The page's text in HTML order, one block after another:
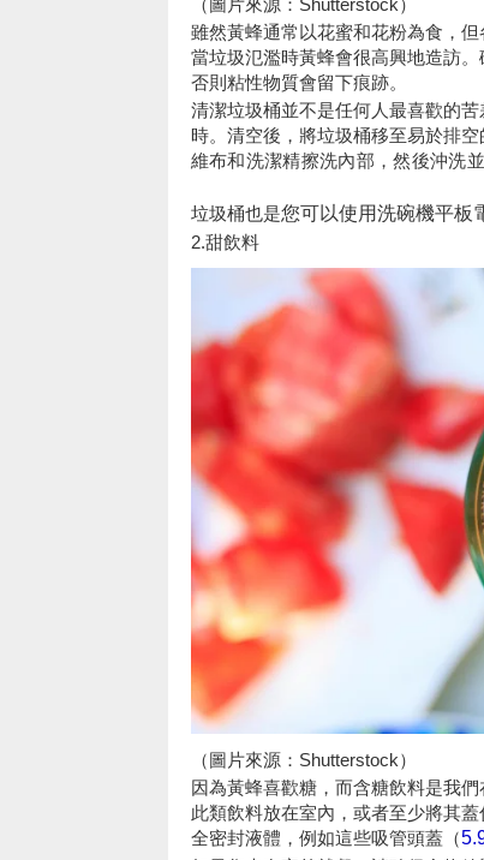
（圖片來源：Shutterstock）
雖然黃蜂通常以花蜜和花粉為食，
當垃圾氾濫時黃蜂會很高興地造訪
否則粘性物質會留下痕跡。
清潔垃圾桶並不是任何人最喜歡的
時。清空後，將垃圾桶移至易於排
維布和洗潔精擦洗內部，然後沖洗
垃圾桶也是您可以使用洗碗機平板
2.甜飲料
（圖片來源：Shutterstock）
因為黃蜂喜歡糖，而含糖飲料是我
此類飲料放在室內，或者至少將其
全密封液體，例如這些吸管頭蓋（